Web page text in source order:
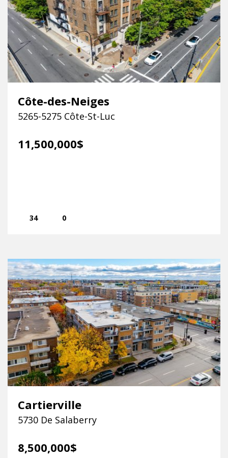
Côte-des-Neiges
5265-5275 Côte-St-Luc
11,500,000$
34 0
Cartierville
5730 De Salaberry
8,500,000$